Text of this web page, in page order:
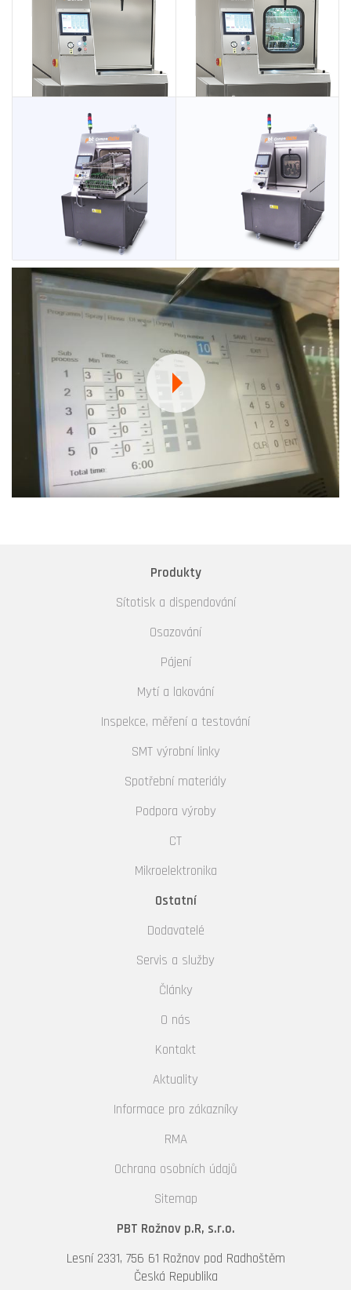
Produkty
Sítotisk a dispendování
Osazování
Pájení
Mytí a lakování
Inspekce, měření a testování
SMT výrobní linky
Spotřební materiály
Podpora výroby
CT
Mikroelektronika
Ostatní
Dodavatelé
Servis a služby
Články
O nás
Kontakt
Aktuality
Informace pro zákazníky
RMA
Ochrana osobních údajů
Sitemap
PBT Rožnov p.R, s.r.o.
Lesní 2331, 756 61 Rožnov pod Radhoštěm
Česká Republika